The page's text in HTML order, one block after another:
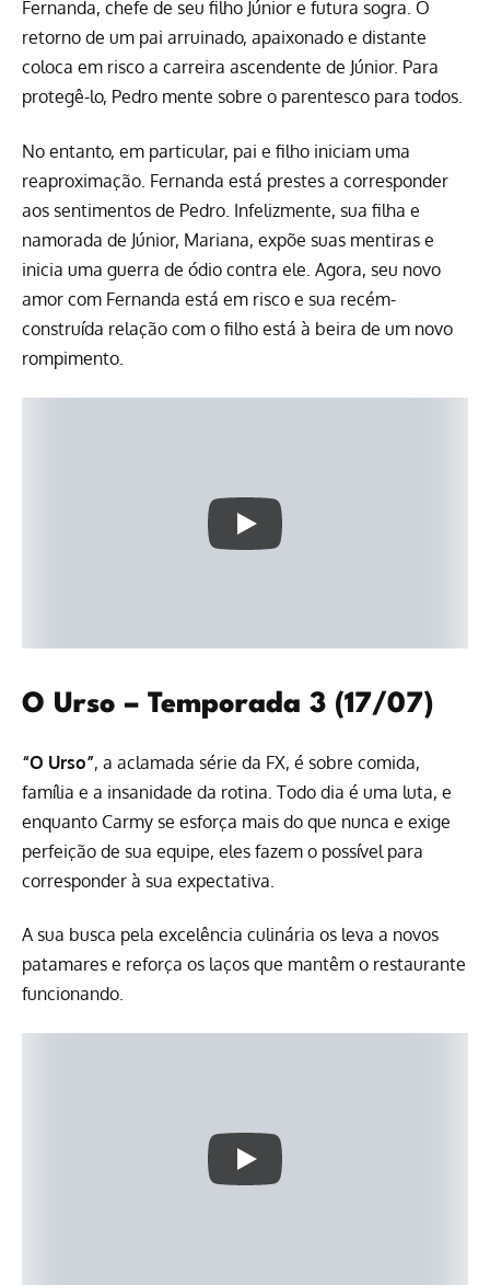
Fernanda, chefe de seu filho Júnior e futura sogra. O
retorno de um pai arruinado, apaixonado e distante
coloca em risco a carreira ascendente de Júnior. Para
protegê-lo, Pedro mente sobre o parentesco para todos.
No entanto, em particular, pai e filho iniciam uma
reaproximação. Fernanda está prestes a corresponder
aos sentimentos de Pedro. Infelizmente, sua filha e
namorada de Júnior, Mariana, expõe suas mentiras e
inicia uma guerra de ódio contra ele. Agora, seu novo
amor com Fernanda está em risco e sua recém-
construída relação com o filho está à beira de um novo
rompimento.
O Urso – Temporada 3 (17/07)
“O Urso”, a aclamada série da FX, é sobre comida,
família e a insanidade da rotina. Todo dia é uma luta, e
enquanto Carmy se esforça mais do que nunca e exige
perfeição de sua equipe, eles fazem o possível para
corresponder à sua expectativa.
A sua busca pela excelência culinária os leva a novos
patamares e reforça os laços que mantêm o restaurante
funcionando.